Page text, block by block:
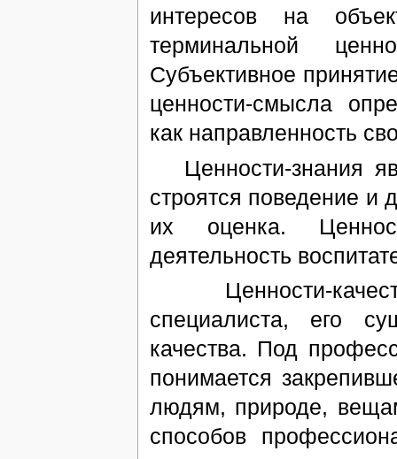
интересов на
терминальной
Субъективное
ценности-смысла
как направленность
Ценности-знания
строятся поведение и
их оценка.
деятельность
Ценности-
специалиста, его
качества. Под
понимается
людям, природе,
способов